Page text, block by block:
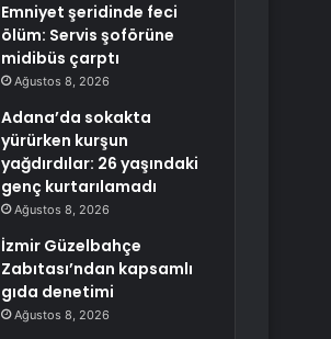
Emniyet şeridinde feci
ölüm: Servis şoförüne
midibüs çarptı
Ağustos 8, 2026
Adana’da sokakta
yürürken kurşun
yağdırdılar: 26 yaşındaki
genç kurtarılamadı
Ağustos 8, 2026
İzmir Güzelbahçe
Zabıtası’ndan kapsamlı
gıda denetimi
Ağustos 8, 2026